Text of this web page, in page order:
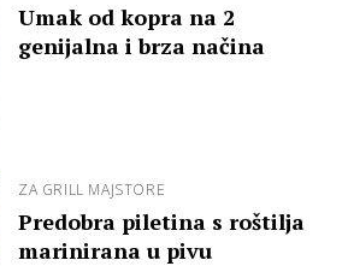
Umak od kopra na 2
genijalna i brza načina
ZA GRILL MAJSTORE
Predobra piletina s roštilja
marinirana u pivu